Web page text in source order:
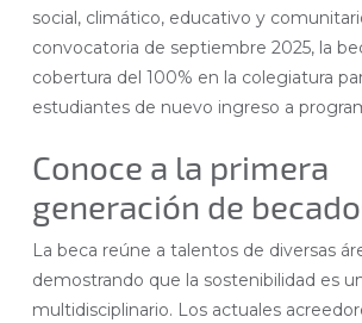
social, climático, educativo y
convocatoria de septiembre 2025, la
cobertura del 100% en la colegiatura
estudiantes de nuevo ingreso a
Conoce a la primera
generación de
La beca reúne a talentos de diversas
demostrando que la sostenibilidad es
multidisciplinario. Los actuales